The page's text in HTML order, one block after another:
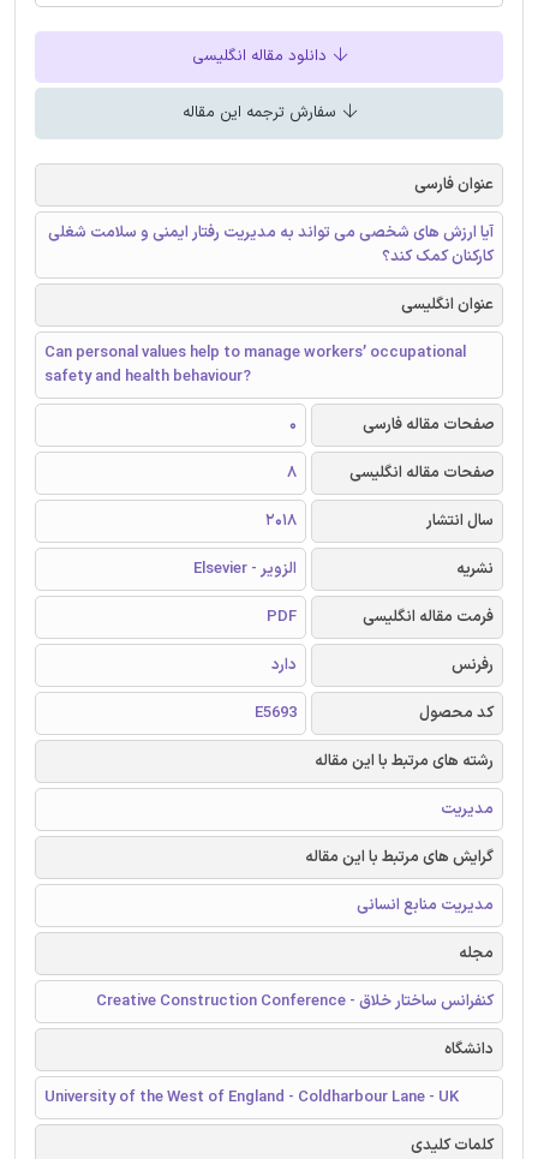
دانلود مقاله انگلیسی
سفارش ترجمه این مقاله
عنوان فارسی
آیا ارزش های شخصی می تواند به مدیریت رفتار ایمنی و سلامت شغلی
کارکنان کمک کند؟
عنوان انگلیسی
Can personal values help to manage workers’ occupational
safety and health behaviour?
صفحات مقاله فارسی
0
صفحات مقاله انگلیسی
8
سال انتشار
2018
نشریه
الزویر - Elsevier
فرمت مقاله انگلیسی
PDF
رفرنس
دارد
کد محصول
E5693
رشته های مرتبط با این مقاله
مدیریت
گرایش های مرتبط با این مقاله
مدیریت منابع انسانی
مجله
کنفرانس ساختار خلاق - Creative Construction Conference
دانشگاه
University of the West of England - Coldharbour Lane - UK
کلمات کلیدی